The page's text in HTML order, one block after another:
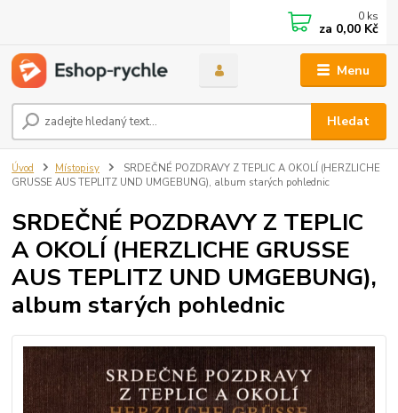
Menu
Hledat
0 ks
za 0,00 Kč
Úvod Místopisy
SRDEČNÉ POZDRAVY Z TEPLIC A OKOLÍ (HERZLICHE
GRUSSE AUS TEPLITZ UND UMGEBUNG), album starých pohlednic
SRDEČNÉ POZDRAVY Z TEPLIC
A OKOLÍ (HERZLICHE GRUSSE
AUS TEPLITZ UND UMGEBUNG),
album starých pohlednic